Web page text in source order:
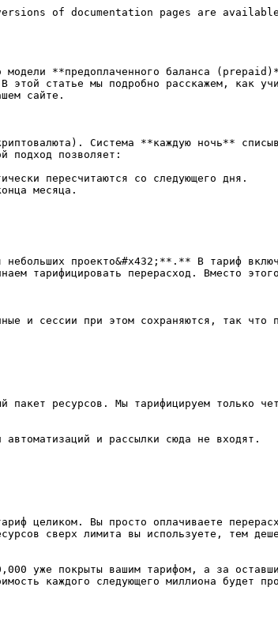
of documentation pages are available
модели **предоплаченного баланса
статье мы подробно расскажем, как
сайте.
Система **каждую ночь**
подход позволяет:
пересчитаются со следующего дня.
месяца.
проекто&#x432;**.** В тариф
тарифицировать перерасход. Вместо
и сессии при этом сохраняются, так что
пакет ресурсов. Мы тарифицируем только
и рассылки сюда не входят.
целиком. Вы просто оплачиваете
сверх лимита вы используете, тем
уже покрыты вашим тарифом, а за
каждого следующего миллиона будет